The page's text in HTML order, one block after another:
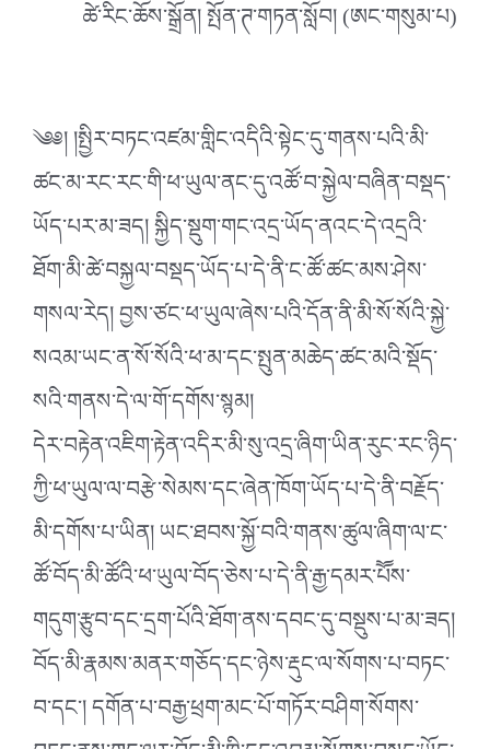
ཚེ་རིང་ཆོས་སྒྲོན། སྤོན་ཊ་གཏན་སློབ། (ཨང་གསུམ་པ)
༄༅། །སྤྱིར་བཏང་འཛམ་གླིང་འདིའི་སྟེང་དུ་གནས་པའི་མི་
ཚང་མ་རང་རང་གི་ཕ་ཡུལ་ནང་དུ་འཚོ་བ་སྐྱེལ་བཞིན་བསྡད་
ཡོད་པར་མ་ཟད། སྐྱིད་སྡུག་གང་འདྲ་ཡོད་ནའང་དེ་འདྲའི་
ཐོག་མི་ཚེ་བསྐྱལ་བསྡད་ཡོད་པ་དེ་ནི་ང་ཚོ་ཚང་མས་ཤེས་
གསལ་རེད། བྱས་ཙང་ཕ་ཡུལ་ཞེས་པའི་དོན་ནི་མི་སོ་སོའི་སྐྱེ་
སའམ་ཡང་ན་སོ་སོའི་ཕ་མ་དང་སྤུན་མཆེད་ཚང་མའི་སྡོད་
སའི་གནས་དེ་ལ་གོ་དགོས་སྙམ།
དེར་བརྟེན་འཇིག་རྟེན་འདིར་མི་སུ་འདྲ་ཞིག་ཡིན་རུང་རང་ཉིད་
ཀྱི་ཕ་ཡུལ་ལ་བརྩེ་སེམས་དང་ཞེན་ཁོག་ཡོད་པ་དེ་ནི་བརྗོད་
མི་དགོས་པ་ཡིན། ཡང་ཐབས་སྐྱོ་བའི་གནས་ཚུལ་ཞིག་ལ་ང་
ཚོ་བོད་མི་ཚོའི་ཕ་ཡུལ་བོད་ཅེས་པ་དེ་ནི་རྒྱ་དམར་པཽས་
གདུག་རྩུབ་དང་དྲག་པོའི་ཐོག་ནས་དབང་དུ་བསྡུས་པ་མ་ཟད།
བོད་མི་རྣམས་མནར་གཅོད་དང་ཉེས་རྡུང་ལ་སོགས་པ་བཏང་
བ་དང༌། དགོན་པ་བརྒྱ་ཕྲག་མང་པོ་གཏོར་བཤིག་སོགས་